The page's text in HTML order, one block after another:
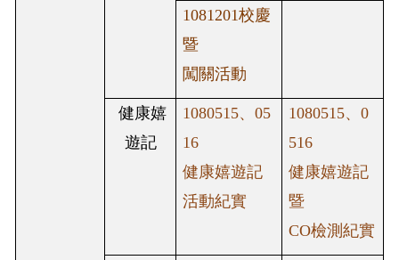
1081201校慶
暨
闖關活動
健康嬉
遊記
1080515、05
16
健康嬉遊記
活動紀實
1080515、0
516
健康嬉遊記
暨
CO檢測紀實